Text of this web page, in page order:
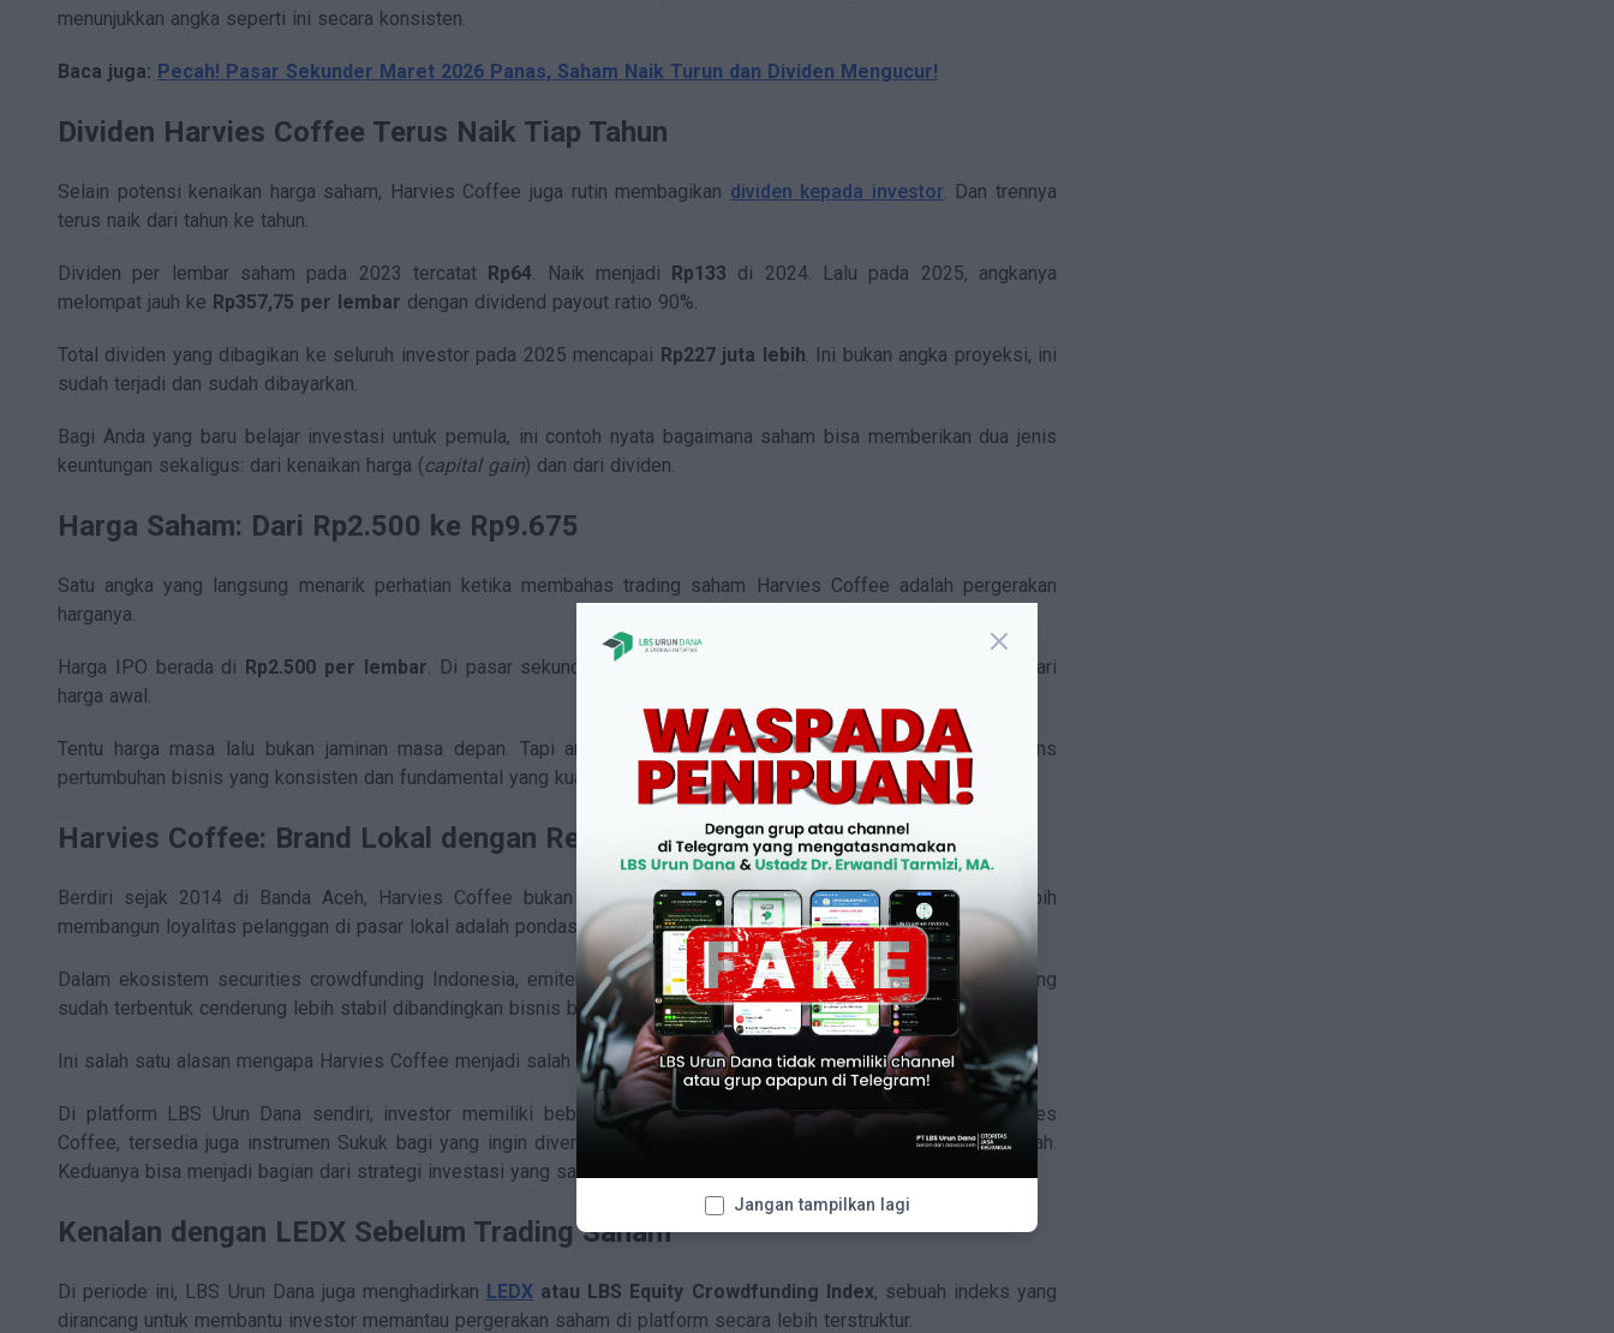
menunjukkan angka seperti ini secara konsisten.
Baca juga: Pecah! Pasar Sekunder Maret 2026 Panas, Saham Naik Turun dan Dividen Mengucur!
Dividen Harvies Coffee Terus Naik Tiap Tahun
Selain potensi kenaikan harga saham, Harvies Coffee juga rutin membagikan dividen kepada investor. Dan trennya
terus naik dari tahun ke tahun.
Dividen per lembar saham pada 2023 tercatat Rp64. Naik menjadi Rp133 di 2024. Lalu pada 2025, angkanya
melompat jauh ke Rp357,75 per lembar dengan dividend payout ratio 90%.
Total dividen yang dibagikan ke seluruh investor pada 2025 mencapai Rp227 juta lebih. Ini bukan angka proyeksi, ini
sudah terjadi dan sudah dibayarkan.
Bagi Anda yang baru belajar investasi untuk pemula, ini contoh nyata bagaimana saham bisa memberikan dua jenis
keuntungan sekaligus: dari kenaikan harga (capital gain) dan dari dividen.
Harga Saham: Dari Rp2.500 ke Rp9.675
Satu angka yang langsung menarik perhatian ketika membahas trading saham Harvies Coffee adalah pergerakan
harganya.
Harga IPO berada di Rp2.500 per lembar. Di pasar sekunder Maret 2026, harga tercatat
dari
harga awal.
Tentu harga masa lalu bukan jaminan masa depan. Tapi angka ini menggambarkan bagaimana pasar merespons
pertumbuhan bisnis yang konsisten dan fundamental yang kuat.
Harvies Coffee: Brand Lokal dengan Rekam Jejak Panjang
Berdiri sejak 2014 di Banda Aceh, Harvies Coffee bukan brand yang lahir dari tren sesaat. Satu dekade lebih
membangun loyalitas pelanggan di pasar lokal adalah pondasi yang tidak bisa diabaikan begitu saja.
Dalam ekosistem securities crowdfunding Indonesia, emiten dengan rekam jejak bisnis yang jelas dan pasar yang
sudah terbentuk cenderung lebih stabil dibandingkan bisnis baru yang masih mencari model.
Ini salah satu alasan mengapa Harvies Coffee menjadi salah satu nama yang sering dicari investor LBS Urun Dana.
Di platform LBS Urun Dana sendiri, investor memiliki beberapa pilihan instrumen. Selain saham seperti Harvies
Coffee, tersedia juga instrumen Sukuk bagi yang ingin diversifikasi portofolio dengan pendekatan berbasis syariah.
Keduanya bisa menjadi bagian dari strategi investasi yang saling melengkapi.
Kenalan dengan LEDX Sebelum Trading Saham
Di periode ini, LBS Urun Dana juga menghadirkan LEDX atau LBS Equity Crowdfunding Index, sebuah indeks yang
dirancang untuk membantu investor memantau pergerakan saham di platform secara lebih terstruktur.
Jangan tampilkan lagi